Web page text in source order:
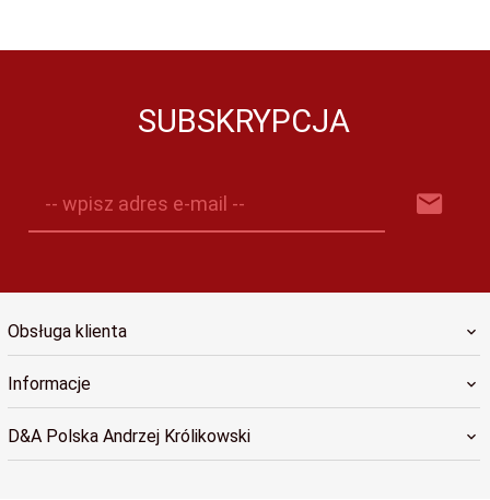
SUBSKRYPCJA
-- wpisz adres e-mail --
Obsługa klienta
Informacje
D&A Polska Andrzej Królikowski